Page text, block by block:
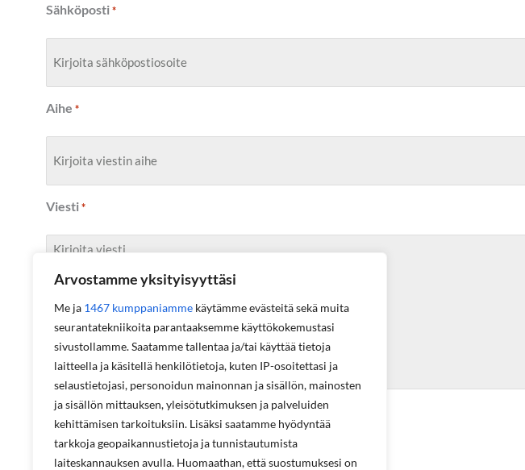
Arvostamme yksityisyyttäsi
Me ja 1467 kumppaniamme käytämme evästeitä sekä muita
seurantatekniikoita parantaaksemme käyttökokemustasi
sivustollamme. Saatamme tallentaa ja/tai käyttää tietoja
laitteella ja käsitellä henkilötietoja, kuten IP-osoitettasi ja
selaustietojasi, personoidun mainonnan ja sisällön, mainosten
ja sisällön mittauksen, yleisötutkimuksen ja palveluiden
kehittämisen tarkoituksiin. Lisäksi saatamme hyödyntää
tarkkoja geopaikannustietoja ja tunnistautumista
laiteskannauksen avulla. Huomaathan, että suostumuksesi on
Sähköposti *
Aihe *
Viesti *